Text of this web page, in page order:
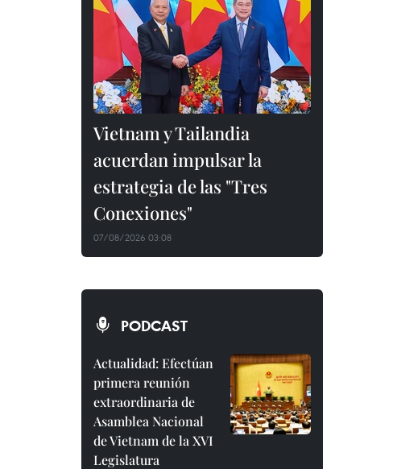
Vietnam y Tailandia
acuerdan impulsar la
estrategia de las "Tres
Conexiones"
07/08/2026 03:08
PODCAST
Actualidad: Efectúan
primera reunión
extraordinaria de
Asamblea Nacional
de Vietnam de la XVI
Legislatura